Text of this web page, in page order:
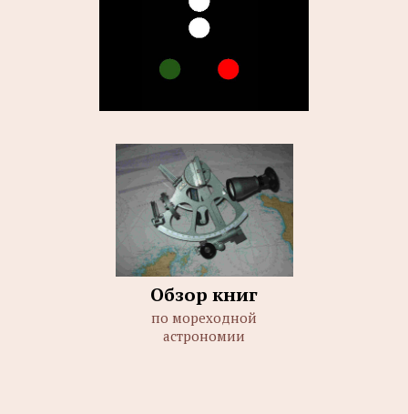
Обзор книг
по мореходной
астрономии